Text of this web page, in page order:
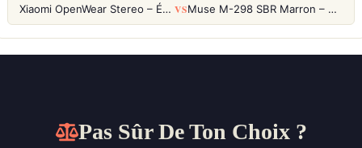
Xiaomi OpenWear Stereo – Écouteurs Open-Ear Hi-Res avec réduction de fuite sonore VS Muse M-298 SBR Marron – Casque Bluetooth ANC avec 66h d'autonomie
Pas Sûr De Ton Choix ?